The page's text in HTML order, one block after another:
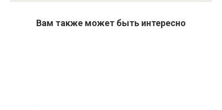
Вам также может быть интересно